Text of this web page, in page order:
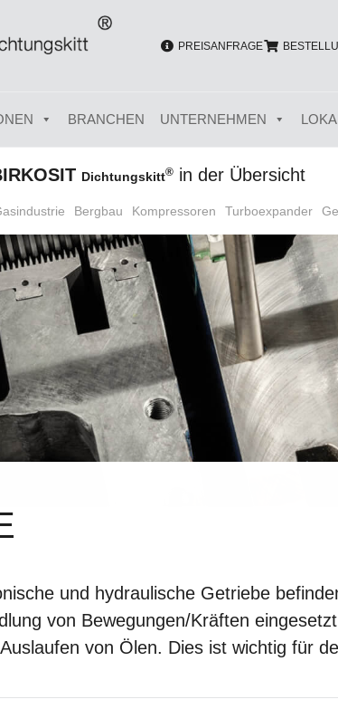
PREISANFRAGE
BRANCHEN UNTERNEHMEN
Dichtungskitt® in der Übersicht
Bergbau Kompressoren Turboexpander
und hydraulische Getriebe
von Bewegungen/Kräften
von Ölen. Dies ist wichtig für